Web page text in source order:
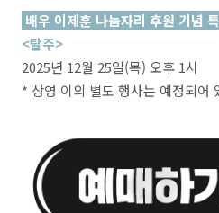
배우 이제훈 나눔자리 후원 기념
<탈주>
2025년 12월 25일(목) 오후 1시
* 상영 이외 별도 행사는 예정되어